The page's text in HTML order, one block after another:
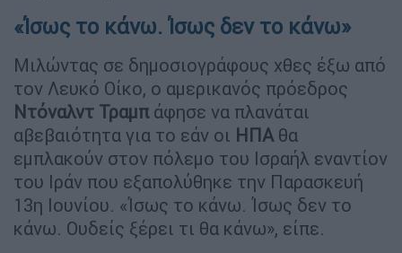
«Ίσως το κάνω. Ίσως δεν το κάνω»
Μιλώντας σε δημοσιογράφους χθες έξω από
τον Λευκό Οίκο, ο αμερικανός πρόεδρος
Ντόναλντ Τραμπάφησε να πλανάται
αβεβαιότητα για το εάν οι ΗΠΑ θα
εμπλακούν στον πόλεμο του Ισραήλ εναντίον
του Ιράν που εξαπολύθηκε την Παρασκευή
13η Ιουνίου. «Ίσως το κάνω. Ίσως δεν το
κάνω. Ουδείς ξέρει τι θα κάνω», είπε.